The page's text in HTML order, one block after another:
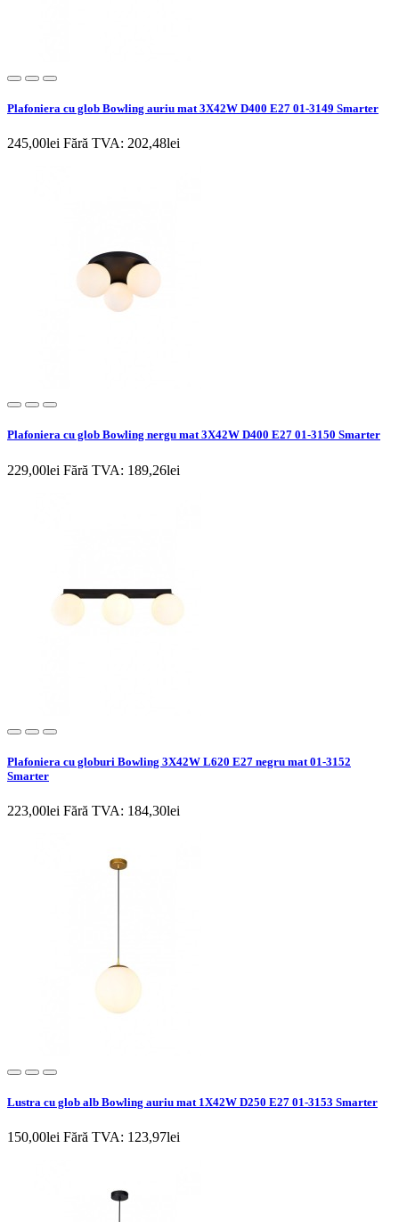
Plafoniera cu glob Bowling auriu mat 3X42W D400 E27 01-3149 Smarter
245,00lei Fără TVA: 202,48lei
Plafoniera cu glob Bowling nergu mat 3X42W D400 E27 01-3150 Smarter
229,00lei Fără TVA: 189,26lei
Plafoniera cu globuri Bowling 3X42W L620 E27 negru mat 01-3152
Smarter
223,00lei Fără TVA: 184,30lei
Lustra cu glob alb Bowling auriu mat 1X42W D250 E27 01-3153 Smarter
150,00lei Fără TVA: 123,97lei